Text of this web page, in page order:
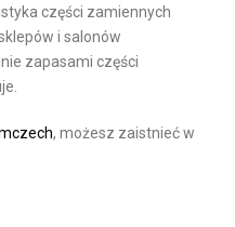
części zamiennych
i salonów
zapasami części
, możesz zaistnieć w